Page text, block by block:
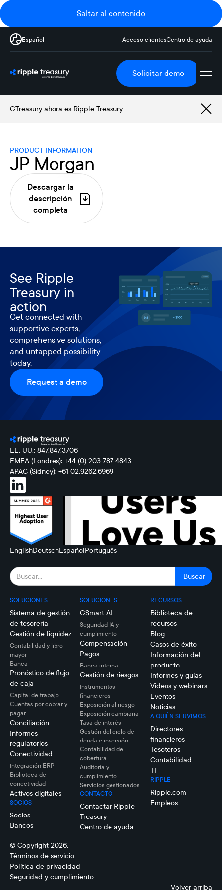
Saltar al contenido
Español Acceso clientesCentro de ayuda
Solicitar demo
GTreasury ahora es Ripple Treasury
PRODUCT INFORMATION
JP Morgan
Descargar la
descripción
completa
See Ripple
Treasury in
action
Get connected with
supportive experts,
comprehensive solutions,
and untapped possibility
today.
Request a demo
EE. UU.: 847.847.3706
EMEA (Londres): +44 (0) 203 787 4843
APAC (Sídney): +61 02.9262.6969
EnglishDeutschEspañolPortuguês
SOLUCIONES
Sistema de gestión
de tesorería
Gestión de liquidez
Contabilidad y libro
mayor
Banca
Pronóstico de flujo
de caja
Capital de trabajo
Cuentas por cobrar y
pagar
Conciliación
Informes
regulatorios
Conectividad
Integración ERP
Biblioteca de
conectividad
Activos digitales
SOCIOS
Socios
Bancos
SOLUCIONES
GSmart AI
Seguridad IA y
cumplimiento
Compensación
Pagos
Banca interna
Gestión de riesgos
Instrumentos
financieros
Exposición al riesgo
Exposición cambiaria
Tasa de interés
Gestión del ciclo de
deuda e inversión
Contabilidad de
cobertura
Auditoría y
cumplimiento
Servicios gestionados
CONTACTO
Contactar Ripple
Treasury
Centro de ayuda
RECURSOS
Biblioteca de
recursos
Blog
Casos de éxito
Información del
producto
Informes y guías
Videos y webinars
Eventos
Noticias
A QUIÉN SERVIMOS
Directores
financieros
Tesoteros
Contabilidad
TI
RIPPLE
Ripple.com
Empleos
© Copyright 2026.
Términos de servicio
Política de privacidad
Seguridad y cumplimiento
Volver arriba